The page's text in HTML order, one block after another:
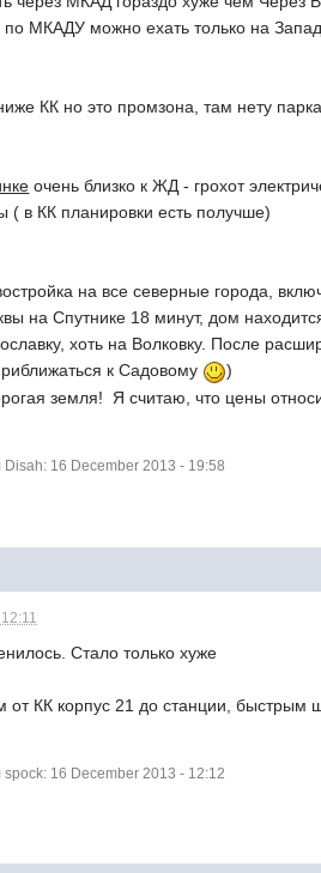
по МКАДУ можно ехать только на
КК но это промзона, там нету
очень близко к ЖД - грохот
( в КК планировки есть получше)
на все северные города,
на Спутнике 18 минут, дом
хоть на Волковку. После
к Садовому
)
земля! Я считаю, что цены
16 December 2013 - 19:58
Стало только хуже
от КК корпус 21 до станции, быстрым
16 December 2013 - 12:12